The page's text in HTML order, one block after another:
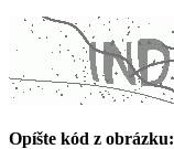
Opíšte kód z obrázku: